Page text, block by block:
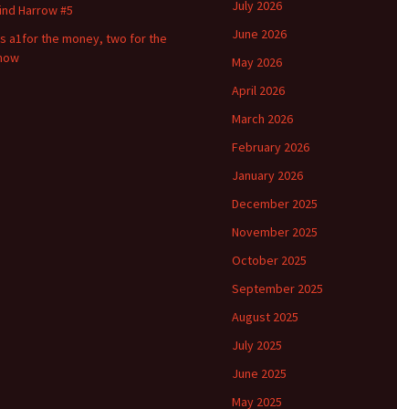
Harrow #5
a1for the money, two for the
July 2026
June 2026
May 2026
April 2026
March 2026
February 2026
January 2026
December 2025
November 2025
October 2025
September 2025
August 2025
July 2025
June 2025
May 2025